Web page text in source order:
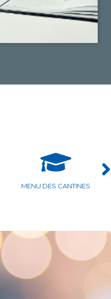
HORAIRES PISCINE